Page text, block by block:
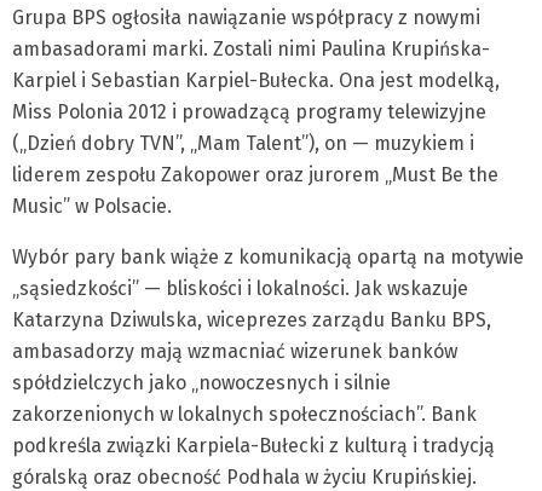
Grupa BPS ogłosiła nawiązanie współpracy z nowymi
ambasadorami marki. Zostali nimi Paulina Krupińska-
Karpiel i Sebastian Karpiel-Bułecka. Ona jest modelką,
Miss Polonia 2012 i prowadzącą programy telewizyjne
(„Dzień dobry TVN”, „Mam Talent”), on — muzykiem i
liderem zespołu Zakopower oraz jurorem „Must Be the
Music” w Polsacie.
Wybór pary bank wiąże z komunikacją opartą na motywie
„sąsiedzkości” — bliskości i lokalności. Jak wskazuje
Katarzyna Dziwulska, wiceprezes zarządu Banku BPS,
ambasadorzy mają wzmacniać wizerunek banków
spółdzielczych jako „nowoczesnych i silnie
zakorzenionych w lokalnych społecznościach”. Bank
podkreśla związki Karpiela-Bułecki z kulturą i tradycją
góralską oraz obecność Podhala w życiu Krupińskiej.